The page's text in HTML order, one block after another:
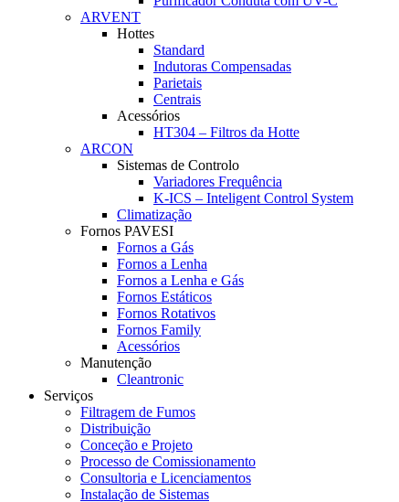
ARVENT
Hottes
Standard
Indutoras Compensadas
Parietais
Centrais
Acessórios
HT304 – Filtros da Hotte
ARCON
Sistemas de Controlo
Variadores Frequência
K-ICS – Inteligent Control System
Climatização
Fornos PAVESI
Fornos a Gás
Fornos a Lenha
Fornos a Lenha e Gás
Fornos Estáticos
Fornos Rotativos
Fornos Family
Acessórios
Manutenção
Cleantronic
Serviços
Filtragem de Fumos
Distribuição
Conceção e Projeto
Processo de Comissionamento
Consultoria e Licenciamentos
Instalação de Sistemas